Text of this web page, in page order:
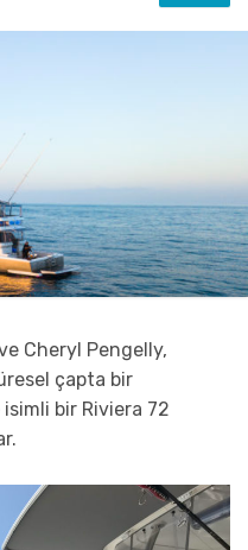
Cheryl Pengelly,
çapta bir
isimli bir Riviera 72